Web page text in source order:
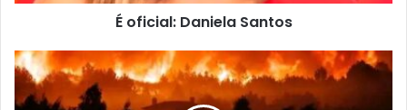
É oficial: Daniela Santos